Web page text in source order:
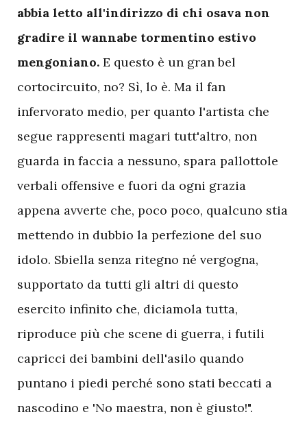
abbia letto all'indirizzo di chi osava non
gradire il wannabe tormentino estivo
mengoniano. E questo è un gran bel
cortocircuito, no? Sì, lo è. Ma il fan
infervorato medio, per quanto l'artista che
segue rappresenti magari tutt'altro, non
guarda in faccia a nessuno, spara pallottole
verbali offensive e fuori da ogni grazia
appena avverte che, poco poco, qualcuno stia
mettendo in dubbio la perfezione del suo
idolo. Sbiella senza ritegno né vergogna,
supportato da tutti gli altri di questo
esercito infinito che, diciamola tutta,
riproduce più che scene di guerra, i futili
capricci dei bambini dell'asilo quando
puntano i piedi perché sono stati beccati a
nascodino e 'No maestra, non è giusto!".